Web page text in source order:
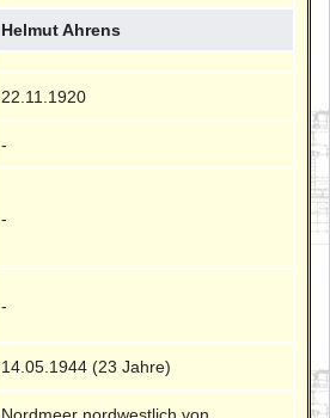
Helmut Ahrens
22.11.1920
-
-
-
14.05.1944 (23 Jahre)